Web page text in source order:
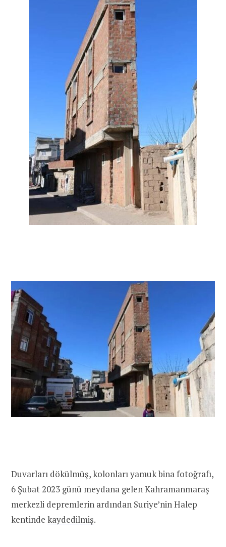
Duvarları dökülmüş, kolonları yamuk bina fotoğrafı,
6 Şubat 2023 günü meydana gelen Kahramanmaraş
merkezli depremlerin ardından Suriye’nin Halep
kentinde kaydedilmiş.